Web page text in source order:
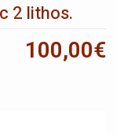
2 lithos.
100,00€